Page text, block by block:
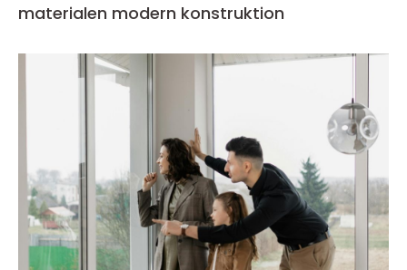
materialen modern konstruktion